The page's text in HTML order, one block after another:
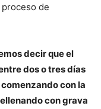
de
decir que el
dos o tres días
con la
con grava